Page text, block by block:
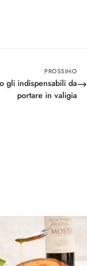
PROSSIMO
gli indispensabili da
portare in valigia